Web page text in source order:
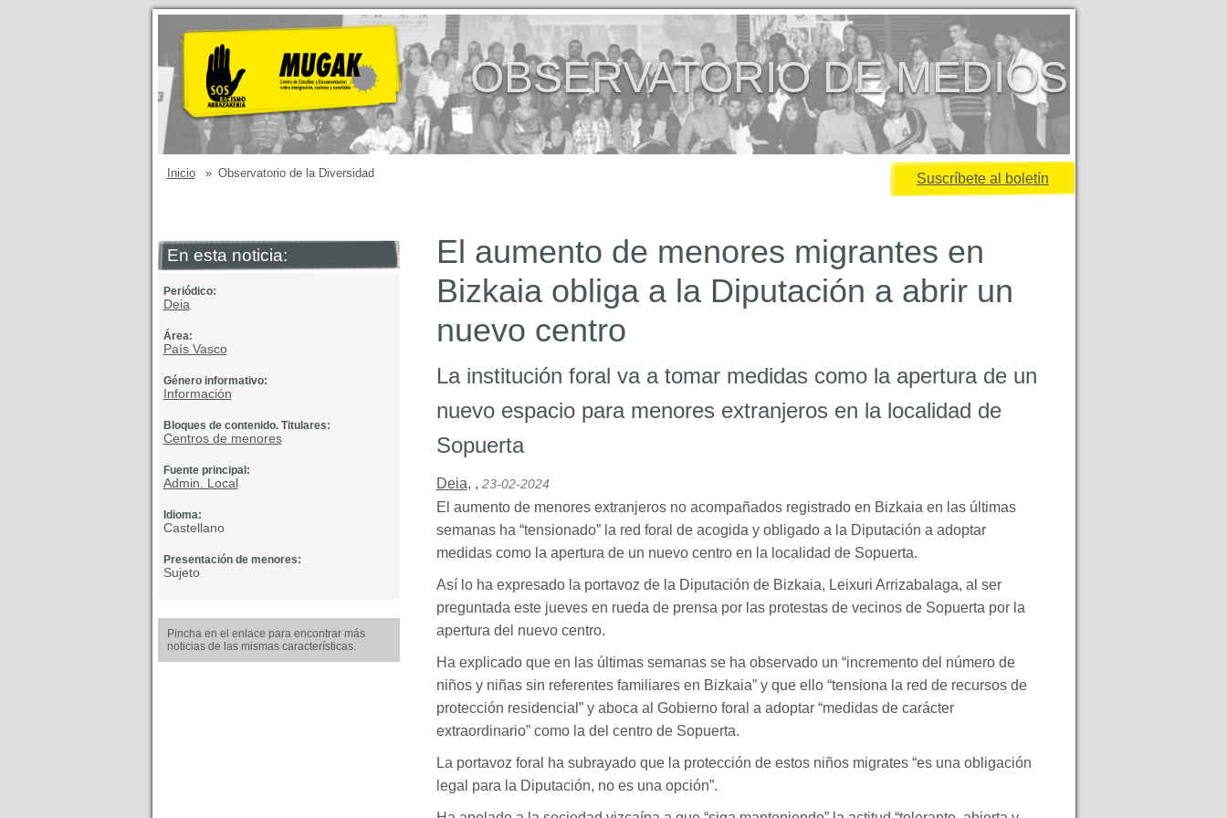
OBSERVATORIO DE MEDIOS
Inicio » Observatorio de la Diversidad Suscríbete al boletín
En esta noticia:
Periódico:
Deia
Área:
País Vasco
Género informativo:
Información
Bloques de contenido. Titulares:
Centros de menores
Fuente principal:
Admin. Local
Idioma:
Castellano
Presentación de menores:
Sujeto
Pincha en el enlace para encontrar más
noticias de las mismas características.
El aumento de menores migrantes en
Bizkaia obliga a la Diputación a abrir un
nuevo centro
La institución foral va a tomar medidas como la apertura de un
nuevo espacio para menores extranjeros en la localidad de
Sopuerta
Deia, , 23-02-2024
El aumento de menores extranjeros no acompañados registrado en Bizkaia en las últimas
semanas ha “tensionado” la red foral de acogida y obligado a la Diputación a adoptar
medidas como la apertura de un nuevo centro en la localidad de Sopuerta.
Así lo ha expresado la portavoz de la Diputación de Bizkaia, Leixuri Arrizabalaga, al ser
preguntada este jueves en rueda de prensa por las protestas de vecinos de Sopuerta por la
apertura del nuevo centro.
Ha explicado que en las últimas semanas se ha observado un “incremento del número de
niños y niñas sin referentes familiares en Bizkaia” y que ello “tensiona la red de recursos de
protección residencial” y aboca al Gobierno foral a adoptar “medidas de carácter
extraordinario” como la del centro de Sopuerta.
La portavoz foral ha subrayado que la protección de estos niños migrates “es una obligación
legal para la Diputación, no es una opción”.